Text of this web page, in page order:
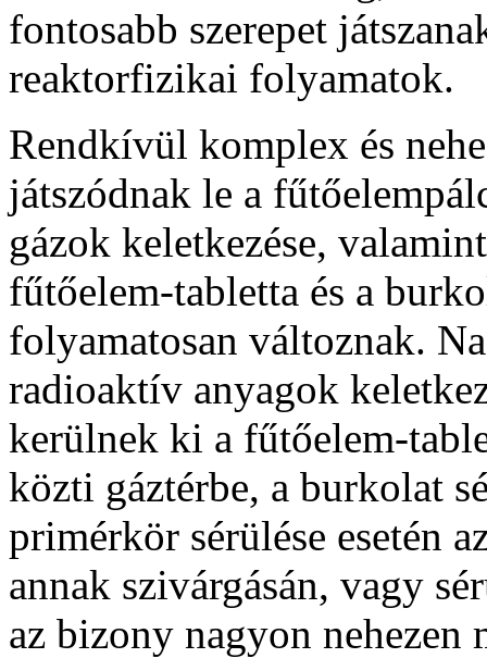
fontosabb szerepet
reaktorfizikai folyamatok.
Rendkívül komplex és
játszódnak le a
gázok keletkezése,
fűtőelem-tabletta és a
folyamatosan változnak.
radioaktív anyagok
kerülnek ki a fűtőelem-
közti gáztérbe, a burkolat
primérkör sérülése esetén
annak szivárgásán, vagy
az bizony nagyon nehezen